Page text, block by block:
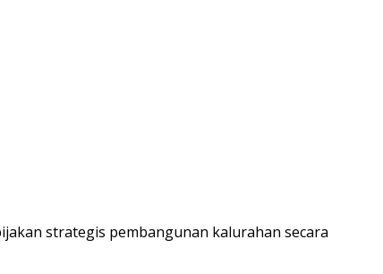
strategis pembangunan kalurahan secara